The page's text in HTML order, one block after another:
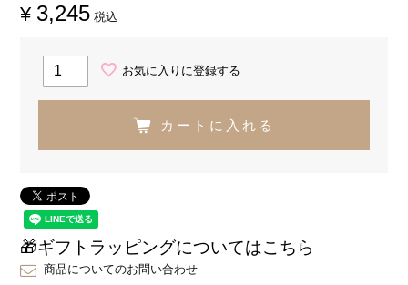
¥ 3,245 税込
お気に入りに登録する
カートに入れる
🎁ギフトラッピングについてはこちら
商品についてのお問い合わせ